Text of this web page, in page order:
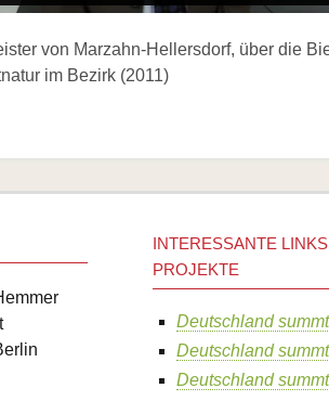
von Marzahn-Hellersdorf, über die
im Bezirk (2011)
INTERESSANTE
PROJEKTE
Deutschland
Deutschland
Deutschland